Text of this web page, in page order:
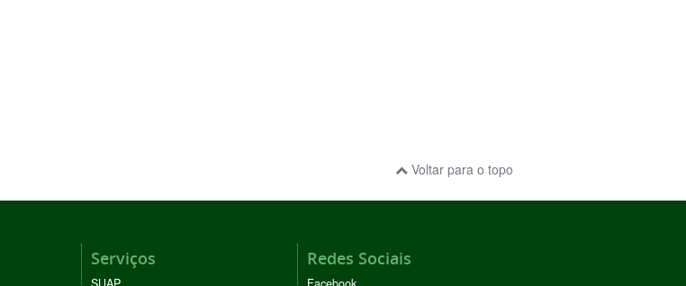
Voltar para o topo
Serviços Redes Sociais